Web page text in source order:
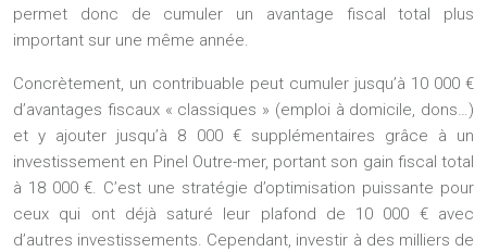
permet donc de cumuler un avantage fiscal total plus
important sur une même année.
Concrètement, un contribuable peut cumuler jusqu’à 10 000 €
d’avantages fiscaux « classiques » (emploi à domicile, dons…)
et y ajouter jusqu’à 8 000 € supplémentaires grâce à un
investissement en Pinel Outre-mer, portant son gain fiscal total
à 18 000 €. C’est une stratégie d’optimisation puissante pour
ceux qui ont déjà saturé leur plafond de 10 000 € avec
d’autres investissements. Cependant, investir à des milliers de